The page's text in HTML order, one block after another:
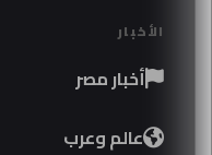
الأخبار
أخبار مصر
عالم وعرب